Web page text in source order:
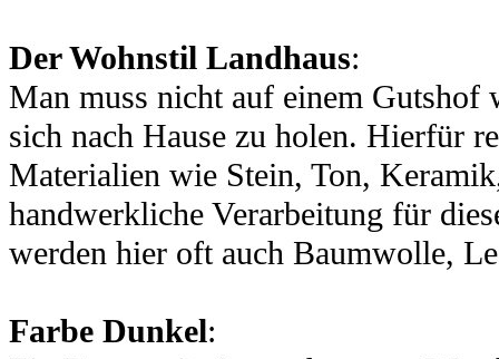
Der Wohnstil Landhaus:
Man muss nicht auf einem Gutshof
sich nach Hause zu holen. Hierfür
Materialien wie Stein, Ton,
handwerkliche Verarbeitung für
werden hier oft auch Baumwolle,
Farbe Dunkel: